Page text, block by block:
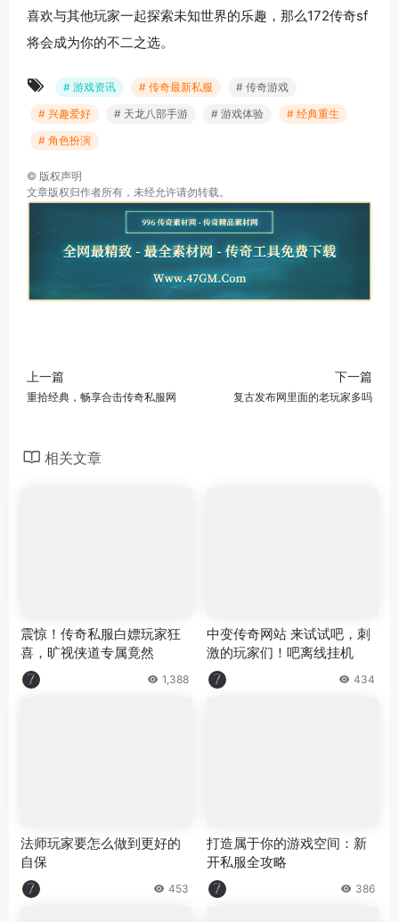
喜欢与其他玩家一起探索未知世界的乐趣，那么172传奇sf
将会成为你的不二之选。
# 游戏资讯 # 传奇最新私服
# 传奇游戏
# 兴趣爱好
# 天龙八部手游 # 游戏体验
# 经典重生
# 角色扮演
© 版权声明
文章版权归作者所有，未经允许请勿转载。
上一篇
重拾经典，畅享合击传奇私服网
下一篇
复古发布网里面的老玩家多吗
相关文章
震惊！传奇私服白嫖玩家狂
喜，旷视侠道专属竟然
1,388
中变传奇网站 来试试吧，刺
激的玩家们！吧离线挂机
434
法师玩家要怎么做到更好的
自保
453
打造属于你的游戏空间：新
开私服全攻略
386